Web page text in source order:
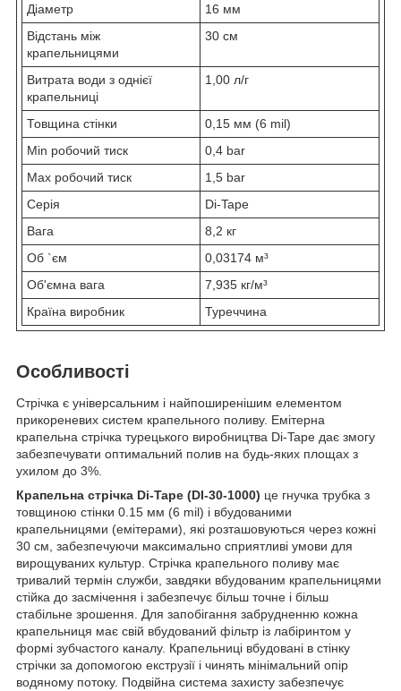
Діаметр
16 мм
Відстань між
крапельницями
30 см
Витрата води з однієї
крапельниці
1,00 л/г
Товщина стінки
0,15 мм (6 mil)
Min робочий тиск
0,4 bar
Max робочий тиск
1,5 bar
Серія
Di-Tape
Вага
8,2 кг
Об `єм
0,03174 м³
Об'ємна вага
7,935 кг/м³
Країна виробник
Туреччина
Особливості
Стрічка є універсальним і найпоширенішим елементом
прикореневих систем крапельного поливу. Емітерна
крапельна стрічка турецького виробництва Di-Tape дає змогу
забезпечувати оптимальний полив на будь-яких площах з
ухилом до 3%.
Крапельна стрічка Di-Tape (DI-30-1000) це гнучка трубка з
товщиною стінки 0.15 мм (6 mil) і вбудованими
крапельницями (емітерами), які розташовуються через кожні
30 см, забезпечуючи максимально сприятливі умови для
вирощуваних культур. Стрічка крапельного поливу має
тривалий термін служби, завдяки вбудованим крапельницями
стійка до засмічення і забезпечує більш точне і більш
стабільне зрошення. Для запобігання забрудненню кожна
крапельниця має свій вбудований фільтр із лабіринтом у
формі зубчастого каналу. Крапельниці вбудовані в стінку
стрічки за допомогою екструзії і чинять мінімальний опір
водяному потоку. Подвійна система захисту забезпечує